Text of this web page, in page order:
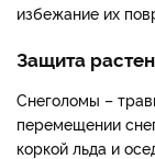
избежание их
Защита
Снеголомы –
перемещении
коркой льда и